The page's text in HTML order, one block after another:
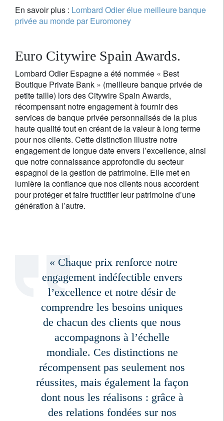
En savoir plus : Lombard Odier élue meilleure banque
privée au monde par Euromoney
Euro Citywire Spain Awards.
Lombard Odier Espagne a été nommée « Best
Boutique Private Bank » (meilleure banque privée de
petite taille) lors des Citywire Spain Awards,
récompensant notre engagement à fournir des
services de banque privée personnalisés de la plus
haute qualité tout en créant de la valeur à long terme
pour nos clients. Cette distinction illustre notre
engagement de longue date envers l’excellence, ainsi
que notre connaissance approfondie du secteur
espagnol de la gestion de patrimoine. Elle met en
lumière la confiance que nos clients nous accordent
pour protéger et faire fructifier leur patrimoine d’une
génération à l’autre.
« Chaque prix renforce notre
engagement indéfectible envers
l’excellence et notre désir de
comprendre les besoins uniques
de chacun des clients que nous
accompagnons à l’échelle
mondiale. Ces distinctions ne
récompensent pas seulement nos
réussites, mais également la façon
dont nous les réalisons : grâce à
des relations fondées sur nos